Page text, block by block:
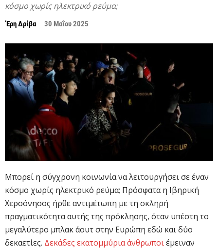
κόσμο χωρίς ηλεκτρικό ρεύμα;
Έρη Δρίβα 30 Μαΐου 2025
Μπορεί η σύγχρονη κοινωνία να λειτουργήσει σε έναν
κόσμο χωρίς ηλεκτρικό ρεύμα; Πρόσφατα η Ιβηρική
Χερσόνησος ήρθε αντιμέτωπη με τη σκληρή
πραγματικότητα αυτής της πρόκλησης, όταν υπέστη το
μεγαλύτερο μπλακ άουτ στην Ευρώπη εδώ και δύο
δεκαετίες. Δεκάδες εκατομμύρια άνθρωποιέμειναν